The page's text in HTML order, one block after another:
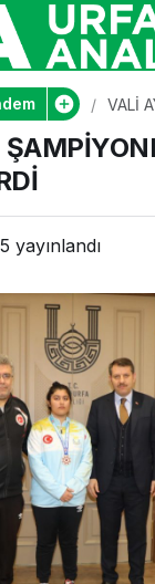
VALİ
yayınlandı